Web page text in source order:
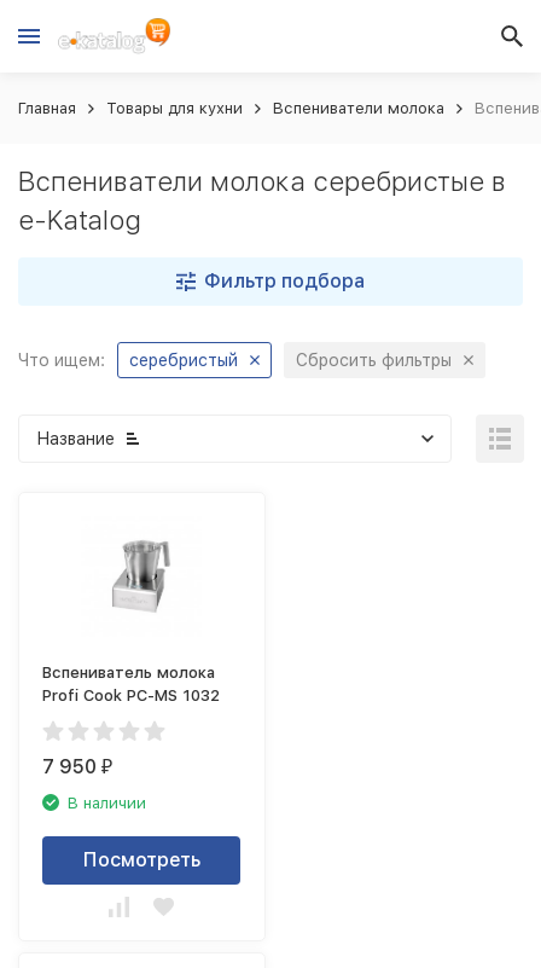
Главная Товары для кухни Вспениватели молока
Вспениватели молока серебристые в
e-Katalog
Фильтр подбора
Что ищем: серебристый Сбросить фильтры
Название
Вспениватель молока
Profi Cook PC-MS 1032
7 950₽
В наличии
Посмотреть